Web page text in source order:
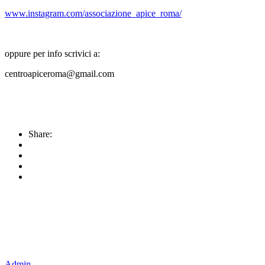
www.instagram.com/associazione_apice_roma/
oppure per info scrivici a:
centroapiceroma@gmail.com
Share: